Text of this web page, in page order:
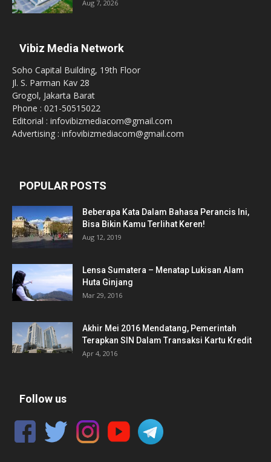
Aug 7, 2026
Vibiz Media Network
Soho Capital Building, 19th Floor
Jl. S. Parman Kav 28
Grogol, Jakarta Barat
Phone : 021-50515022
Editorial : infovibizmediacom@gmail.com
Advertising : infovibizmediacom@gmail.com
POPULAR POSTS
Beberapa Kata Dalam Bahasa Perancis Ini,
Bisa Bikin Kamu Terlihat Keren!
Aug 12, 2019
Lensa Sumatera – Menatap Lukisan Alam
Huta Ginjang
Mar 29, 2016
Akhir Mei 2016 Mendatang, Pemerintah
Terapkan SIN Dalam Transaksi Kartu Kredit
Apr 4, 2016
Follow us